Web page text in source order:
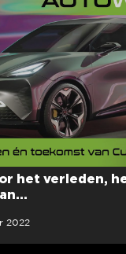
het verleden,
2022